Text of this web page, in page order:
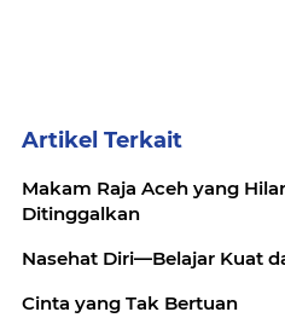
Artikel Terkait
Makam Raja Aceh yang
Ditinggalkan
Nasehat Diri—Belajar Kuat
Cinta yang Tak Bertuan